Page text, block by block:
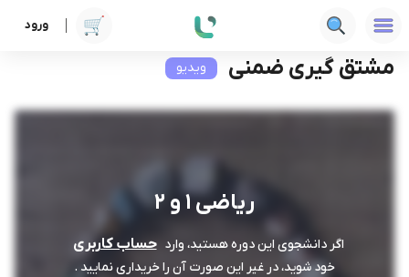
ورود دوره ها فنی‌ومهندسی مشتق گیری ضمنی
مشتق گیری ضمنی ویدیو
ریاضی 1 و 2
اگر دانشجوی این دوره هستید، وارد حساب کاربری
خود شوید، در غیر این صورت آن را خریداری نمایید .